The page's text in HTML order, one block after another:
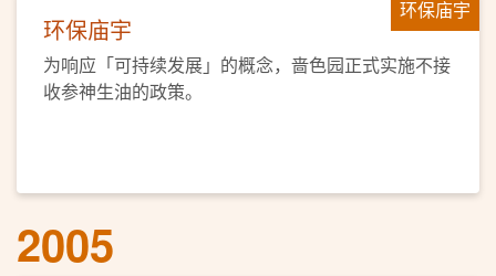
环保庙宇
环保庙宇
为响应「可持续发展」的概念，啬色园正式实施不接
收参神生油的政策。
2005